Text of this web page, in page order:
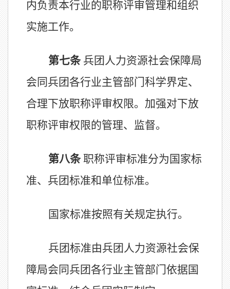
内负责本行业的职称评审管理和组织
实施工作。
第七条 兵团 人力资源社会保障局
会同兵团各行业主管部门科学界定、
合理下放职称评审权限。加强对下放
职称评审权限的管理、监督。
第八条 职称评审标准分为国家标
准、 兵团标准和单位标准。
国家标准按照有关规定执行。
兵团标准由兵团 人力资源社会保
障局会同兵团各行业主管部门依据国